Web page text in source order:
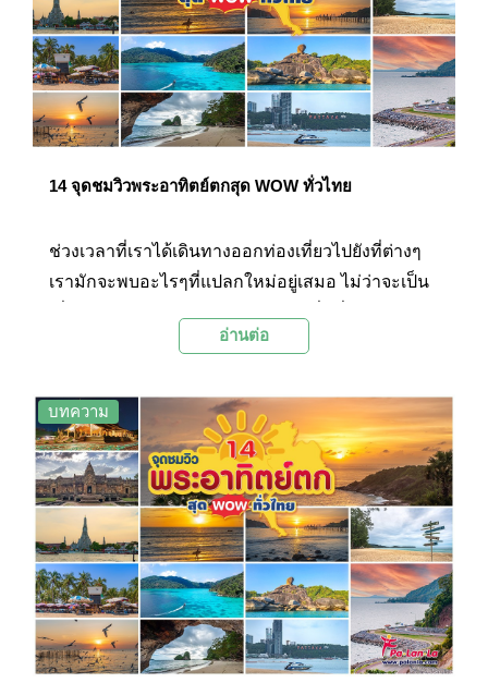
14 จุดชมวิวพระอาทิตย์ตกสุด WOW ทั่วไทย
ช่วงเวลาที่เราได้เดินทางออกท่องเที่ยวไปยังที่ต่างๆ
เรามักจะพบอะไรๆที่แปลกใหม่อยู่เสมอ ไม่ว่าจะเป็น
เอกลักษณ์ แถมยังได้สัมผัสบรรยากาศ ที่ต่างจากที่
สัมผัสวิวพระอาทิตย์ตกดินทั่วไทย ทั้ง 14 จุด ที่เค้าว่า
กันว่า เวลาที่พระอาทิตย์ตกในแต่ละที่นั้น ล้วนแต่
แสดงเอกลักษณ์ทั้งแสง สี ก้อนเมฆ ประกอบกับมี
ทิวทัศน์ที่เป็นฉากหลัง ที่ต่างกัน จึงทำให้ความงดงาม
ที่เกิดขึ้นทรงเสน่ห์ในตัวเอง
อ่านต่อ
บทความ